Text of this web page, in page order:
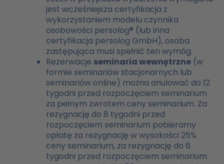
jest wcześniejsza certyfikacja z
wykorzystaniem modelu czynnika
osobowości persolog® (lub inna
certyfikacja persolog GmbH), osoba
zastępująca musi spełnić ten wymóg.
Rezerwacje seminaria wewnętrzne (w
formie seminariów stacjonarnych lub
seminariów online) można anulować do 12
tygodni przed rozpoczęciem seminarium
za pełnym zwrotem ceny seminarium. Za
rezygnację do 8 tygodni przed
rozpoczęciem seminarium pobieramy
opłatę za rezygnację w wysokości 25%
ceny seminarium, za rezygnację do 6
tygodni przed rozpoczęciem seminarium